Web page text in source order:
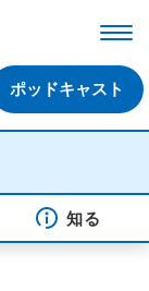
ポッドキャスト
知る